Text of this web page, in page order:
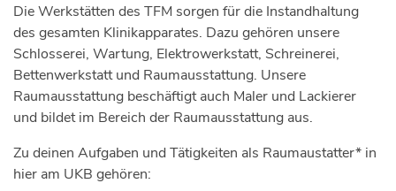
Die Werkstätten des TFM sorgen für die Instandhaltung
des gesamten Klinikapparates. Dazu gehören unsere
Schlosserei, Wartung, Elektrowerkstatt, Schreinerei,
Bettenwerkstatt und Raumausstattung. Unsere
Raumausstattung beschäftigt auch Maler und Lackierer
und bildet im Bereich der Raumausstattung aus.
Zu deinen Aufgaben und Tätigkeiten als Raumaustatter* in
hier am UKB gehören: